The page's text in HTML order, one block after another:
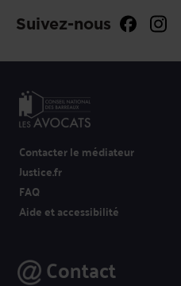
Suivez-nous
Contacter le médiateur
Justice.fr
FAQ
Aide et accessibilité
Contact